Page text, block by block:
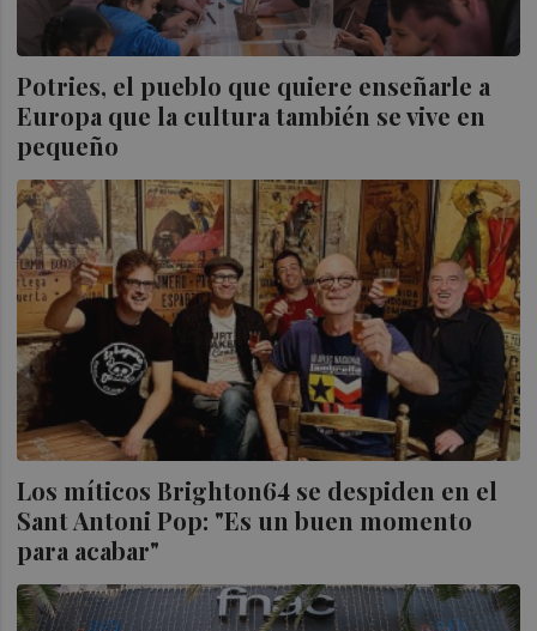
Potries, el pueblo que quiere enseñarle a
Europa que la cultura también se vive en
pequeño
Los míticos Brighton64 se despiden en el
Sant Antoni Pop: "Es un buen momento
para acabar"